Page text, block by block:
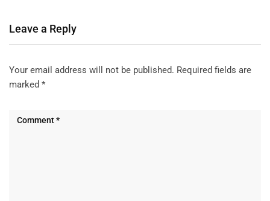
Leave a Reply
Your email address will not be published. Required fields are
marked *